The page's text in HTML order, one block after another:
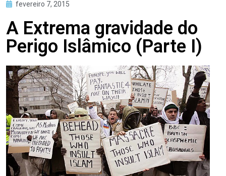
fevereiro 7, 2015
A Extrema gravidade do
Perigo Islâmico (Parte I)